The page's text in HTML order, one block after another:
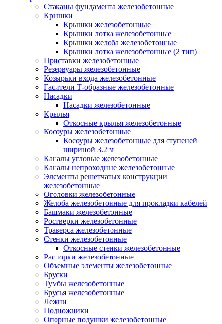
Стаканы фундамента железобетонные
Крышки
Крышки железобетонные
Крышки лотка железобетонные
Крышки желоба железобетонные
Крышки лотка железобетонные (2 тип)
Приставки железобетонные
Резервуары железобетонные
Козырьки входа железобетонные
Гасители Т-образные железобетонные
Насадки
Насадки железобетонные
Крылья
Откосные крылья железобетонные
Косоуры железобетонные
Косоуры железобетонные для ступеней
шириной 3.2 м
Каналы угловые железобетонные
Каналы непроходные железобетонные
Элементы решетчатых конструкции
железобетонные
Оголовки железобетонные
Желоба железобетонные для прокладки кабелей
Башмаки железобетонные
Ростверки железобетонные
Траверса железобетонные
Стенки железобетонные
Откосные стенки железобетонные
Распорки железобетонные
Объемные элементы железобетонные
Бруски
Тумбы железобетонные
Брусья железобетонные
Лежни
Подножники
Опорные подушки железобетонные